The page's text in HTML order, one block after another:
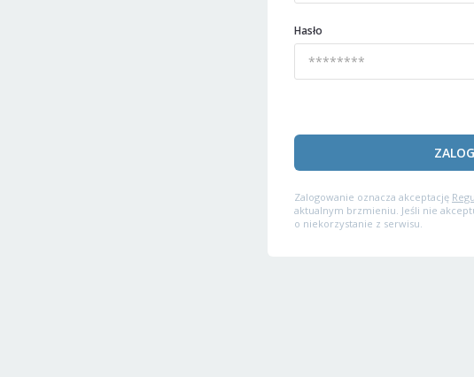
Hasło
Zalogowanie oznacza akceptację
aktualnym brzmieniu. Jeśli nie
o niekorzystanie z serwisu.